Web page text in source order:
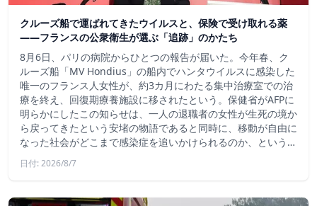
クルーズ船で運ばれてきたウイルスと、保険で受け取れる薬
――フランスの公衆衛生が選ぶ「追跡」のかたち
8月6日、パリの病院からひとつの報告が届いた。今年春、ク
ルーズ船「MV Hondius」の船内でハンタウイルスに感染した
唯一のフランス人女性が、約3カ月にわたる集中治療室での治
療を終え、回復期療養施設に移されたという。保健省がAFPに
明らかにしたこの知らせは、一人の退職者の女性が生死の境か
ら戻ってきたという安堵の物語であると同時に、移動が自由に
なった社会がどこまで感染症を追いかけられるのか、という…
日付: 2026/8/7